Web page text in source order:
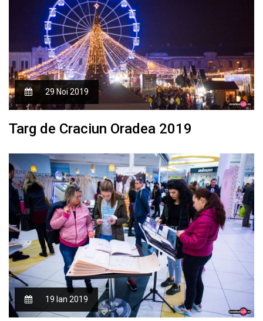
29 Noi 2019
Targ de Craciun Oradea 2019
19 Ian 2019